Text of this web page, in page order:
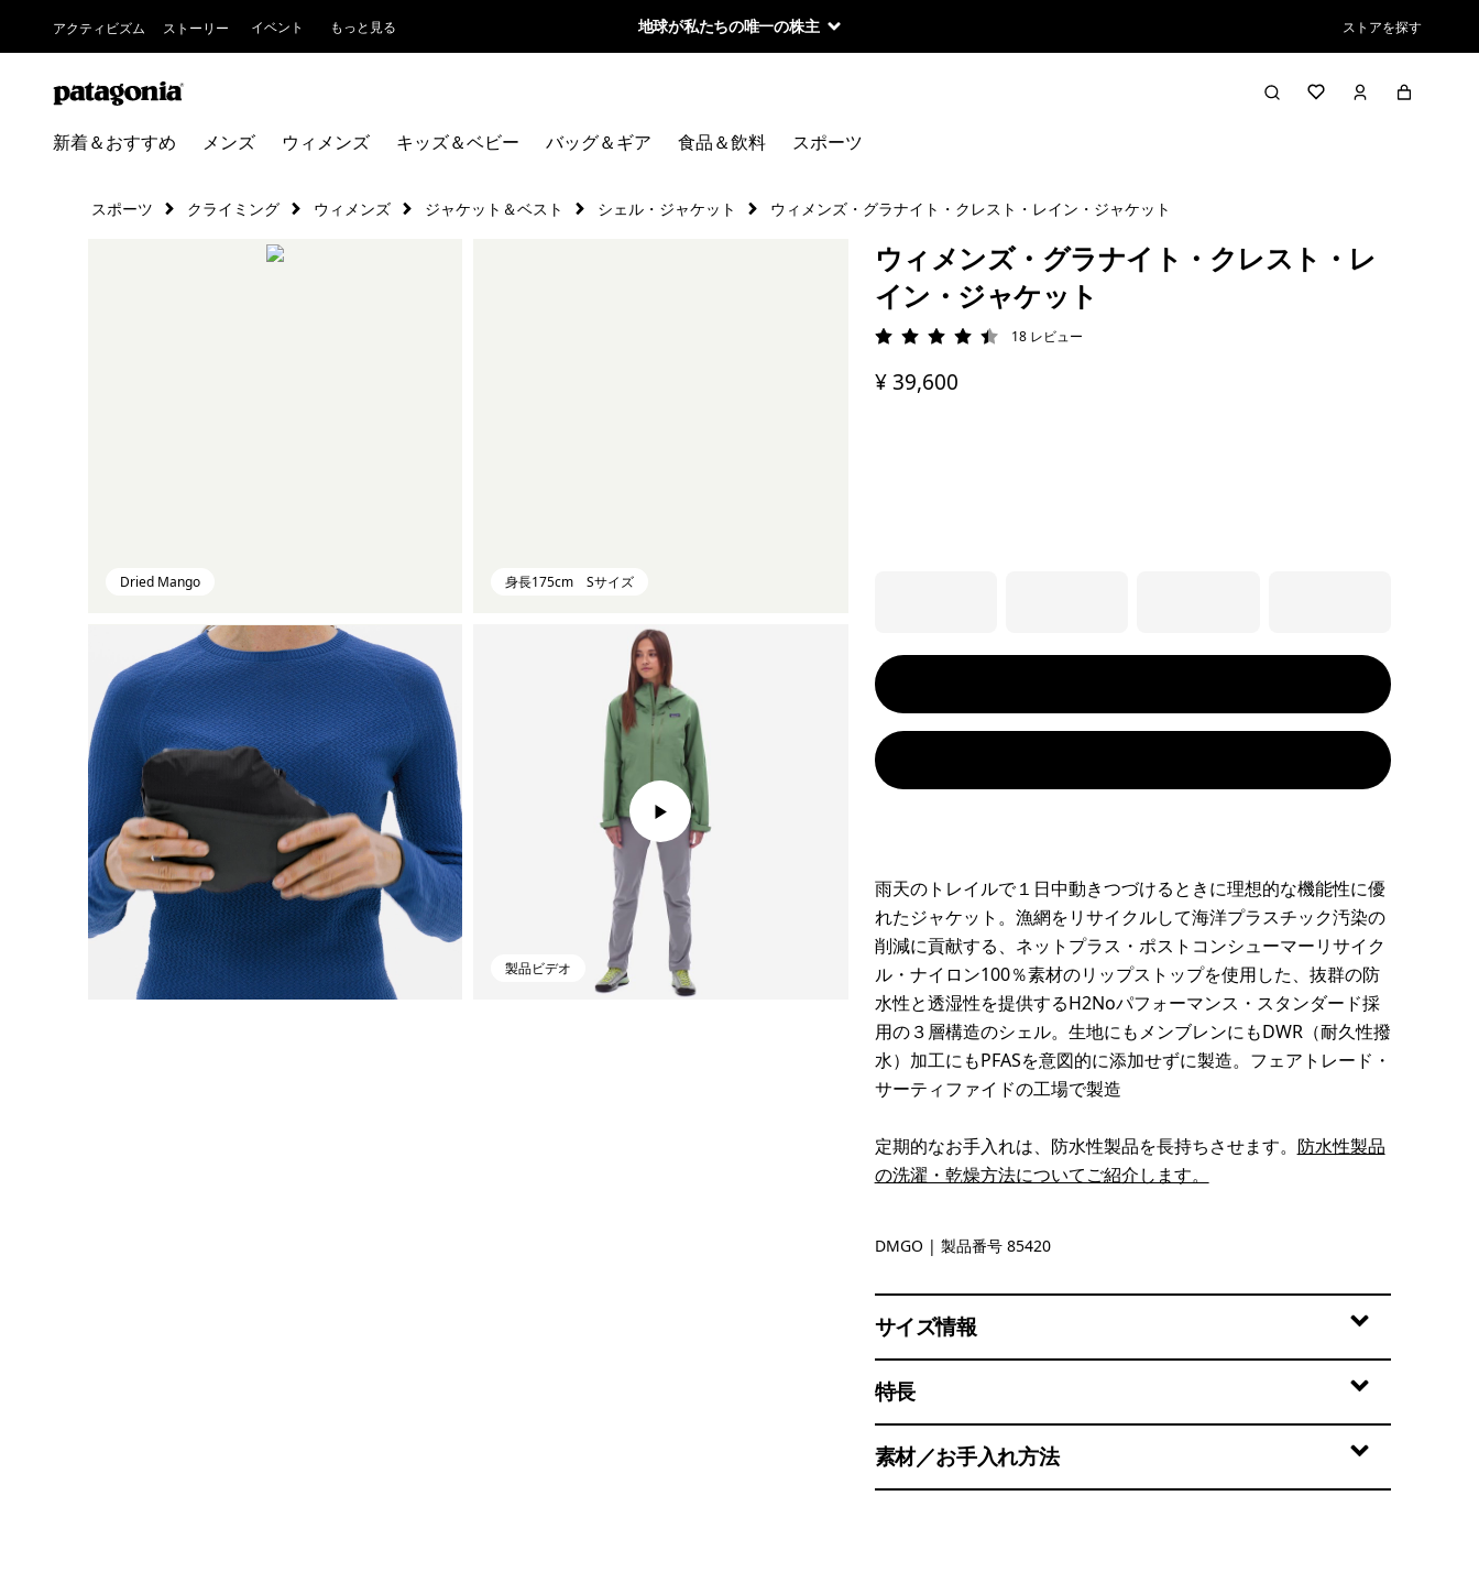
アクティビズム ストーリー イベント もっと見る 地球が私たちの唯一の株主 ストアを探す
新着＆おすすめ メンズ ウィメンズ キッズ＆ベビー バッグ＆ギア 食品＆飲料 スポーツ
スポーツ クライミング ウィメンズ ジャケット＆ベスト シェル・ジャケット ウィメンズ・グラナイト・クレスト・レイン・ジャケット
Dried Mango 身長175cm Sサイズ
製品ビデオ
ウィメンズ・グラナイト・クレスト・レ
イン・ジャケット
評価: 4.4 / 5
18 レビュー
¥ 39,600
雨天のトレイルで１日中動きつづけるときに理想的な機能性に優
れたジャケット。漁網をリサイクルして海洋プラスチック汚染の
削減に貢献する、ネットプラス・ポストコンシューマーリサイク
ル・ナイロン100％素材のリップストップを使用した、抜群の防
水性と透湿性を提供するH2Noパフォーマンス・スタンダード採
用の３層構造のシェル。生地にもメンブレンにもDWR（耐久性撥
水）加工にもPFASを意図的に添加せずに製造。フェアトレード・
サーティファイドの工場で製造
定期的なお手入れは、防水性製品を長持ちさせます。 防水性製品
の洗濯・乾燥方法についてご紹介します。
Dried Mango
DMGO | 製品番号 85420
サイズ情報
特長
素材／お手入れ方法